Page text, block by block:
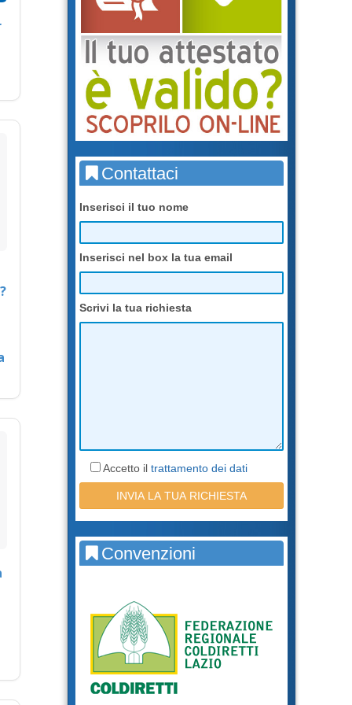
Contattaci
Inserisci il tuo nome
Inserisci nel box la tua email
Scrivi la tua richiesta
Accetto il trattamento dei dati
Convenzioni